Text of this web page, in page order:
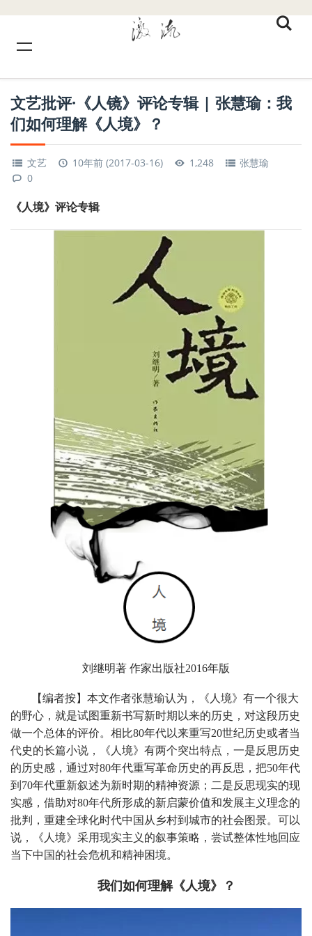
文艺批评·《人镜》评论专辑 | 张慧瑜：我
们如何理解《人境》？
文艺 10年前 (2017-03-16) 1,248
张慧瑜
0
《人境》评论专辑
刘继明著 作家出版社2016年版
【编者按】 本文作者张慧瑜认为，《人境》有一个很大
的野心，就是试图重新书写新时期以来的历史，对这段历史
做一个总体的评价。相比80年代以来重写20世纪历史或者当
代史的长篇小说，《人境》有两个突出特点，一是反思历史
的历史感，通过对80年代重写革命历史的再反思，把50年代
到70年代重新叙述为新时期的精神资源；二是反思现实的现
实感，借助对80年代所形成的新启蒙价值和发展主义理念的
批判，重建全球化时代中国从乡村到城市的社会图景。可以
说，《人境》采用现实主义的叙事策略，尝试整体性地回应
当下中国的社会危机和精神困境。
我们如何理解《人境》？